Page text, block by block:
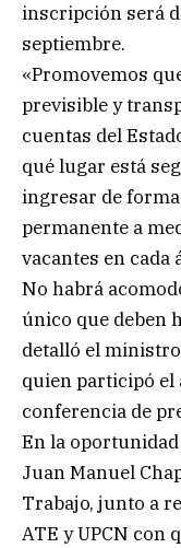
inscripción será
septiembre.
«Promovemos
previsible y
cuentas del
qué lugar está
ingresar de
permanente a
vacantes en cada
No habrá
único que deben
detalló el ministro
quien participó el
conferencia de
En la
Juan Manuel
Trabajo, junto a
ATE y UPCN con